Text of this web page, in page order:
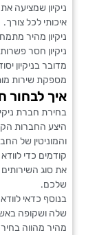
ניקיון שמציעה
איכותי לכל צורך.
ניקיון מהיר
ניקיון חסר
מדובר בניקיון
מספקת שירות
איך לבחור
בחירת חברת
היצע החברות
והמוניטין של
קודמים כדי
את סוג
שלכם.
בנוסף כדאי
שלה ושקופה באשר
מהיר מהווה